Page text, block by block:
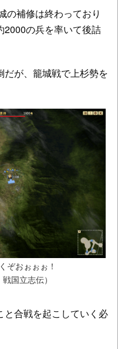
の補修は終わっており
2000の兵を率いて後詰
が、籠城戦で上杉勢を
ぞおぉぉぉ！
国立志伝）
と合戦を起こしていく必